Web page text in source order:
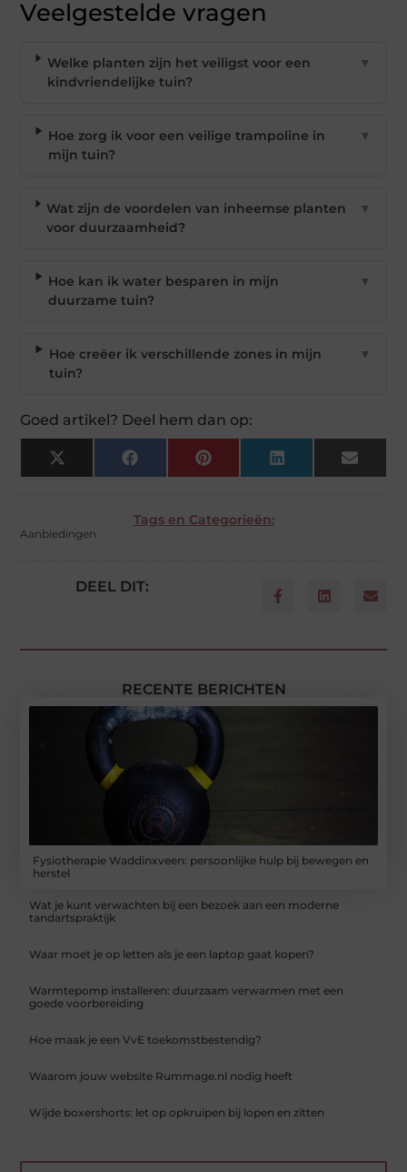
Veelgestelde vragen
Welke planten zijn het veiligst voor een
kindvriendelijke tuin?
▼
Hoe zorg ik voor een veilige trampoline in
mijn tuin?
▼
Wat zijn de voordelen van inheemse planten
voor duurzaamheid?
▼
Hoe kan ik water besparen in mijn
duurzame tuin?
▼
Hoe creëer ik verschillende zones in mijn
tuin?
▼
Goed artikel? Deel hem dan op:
X
(Twitter)
Facebook Pinterest LinkedIn Email
Tags en Categorieën:
Aanbiedingen
DEEL DIT:
RECENTE BERICHTEN
Fysiotherapie Waddinxveen: persoonlijke hulp bij bewegen en
herstel
Wat je kunt verwachten bij een bezoek aan een moderne
tandartspraktijk
Waar moet je op letten als je een laptop gaat kopen?
Warmtepomp installeren: duurzaam verwarmen met een
goede voorbereiding
Hoe maak je een VvE toekomstbestendig?
Waarom jouw website Rummage.nl nodig heeft
Wijde boxershorts: let op opkruipen bij lopen en zitten